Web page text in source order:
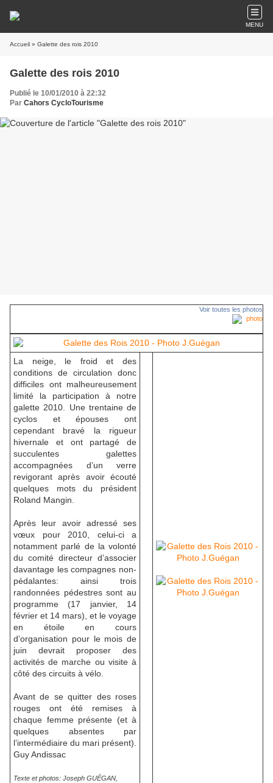
MENU
Accueil » Galette des rois 2010
Galette des rois 2010
Publié le 10/01/2010 à 22:32
Par Cahors CycloTourisme
Voir toutes les photos
La neige, le froid et des
conditions de circulation donc
difficiles ont malheureusement
limité la participation à notre
galette 2010. Une trentaine de
cyclos et épouses ont
cependant bravé la rigueur
hivernale et ont partagé de
succulentes galettes
accompagnées d’un verre
revigorant après avoir écouté
quelques mots du président
Roland Mangin.
Après leur avoir adressé ses
vœux pour 2010, celui-ci a
notamment parlé de la volonté
du comité directeur d’associer
davantage les compagnes non-
pédalantes: ainsi trois
randonnées pédestres sont au
programme (17 janvier, 14
février et 14 mars), et le voyage
en étoile en cours
d’organisation pour le mois de
juin devrait proposer des
activités de marche ou visite à
côté des circuits à vélo.
Avant de se quitter des roses
rouges ont été remises à
chaque femme présente (et à
quelques absentes par
l’intermédiaire du mari présent).
Guy Andissac
Texte et photos: Joseph GUÉGAN,